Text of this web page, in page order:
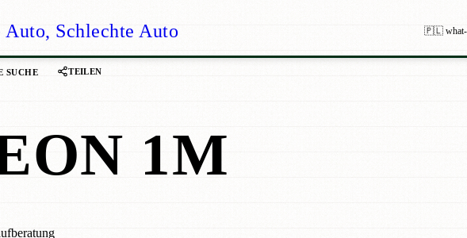
Auto, Schlechte Auto 🇵🇱 what-
SUCHE TEILEN
1M